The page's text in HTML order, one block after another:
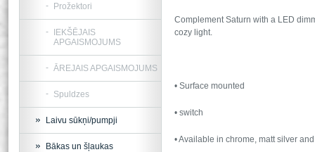
Complement Saturn with a LED
cozy light.
• Surface mounted
• switch
• Available in chrome, matt silver
Prožektori
IEKŠĒJAIS
APGAISMOJUMS
ĀREJAIS APGAISMOJUMS
Spuldzes
Laivu sūkņi/pumpji
Bākas un šļaukas